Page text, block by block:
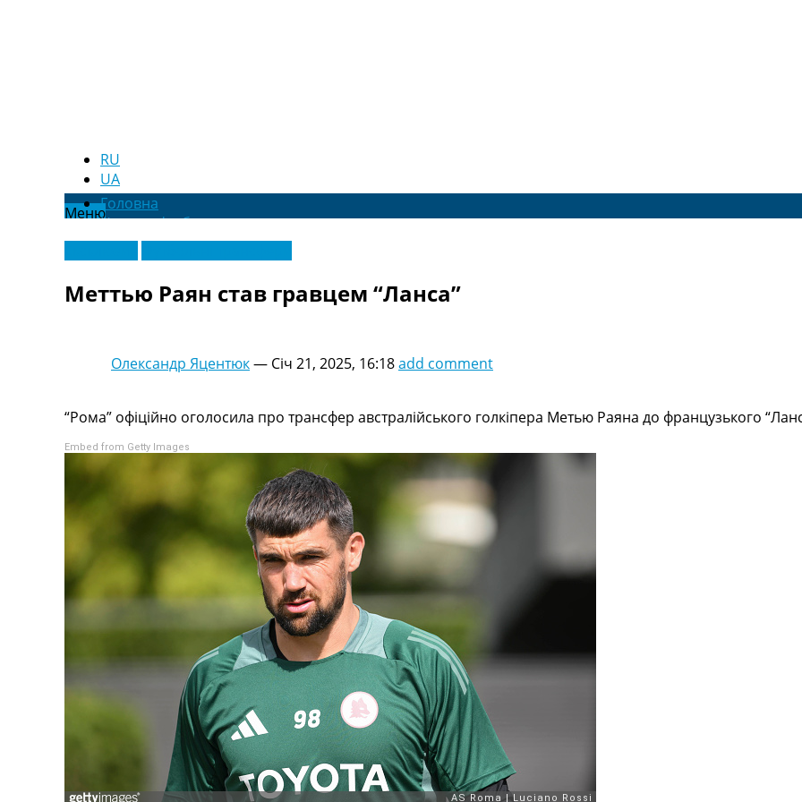
RU
UA
МенюГоловна
Новини футболу
Відео
Новини футболу України
Футбольні трансфери
Останні коментарі
Рейтінги
Турніри
Чемпіонат Світу
Україна. Прем’єр-Ліга
Україна. Перша Ліга
Ліга Чемпіонів
Англія. Прем’єр-Ліга
Іспанія. Ла Ліга
Ще Турніри >>>
Чемпіонат Світу. Турнирні таблиці
Перша Ліга
Таблиця АПЛ
Таблиця Ла Ліги
Таблиця Ліги Чемпіонів
Всі таблиці >>>
Рейтинг країн УЄФА
Рейтинг клубів УЄФА
Рейтинг ФІФА
Меттью Раян став гравцем “Ланса”
Олександр Яцентюк— Січ 21, 2025, 16:18add comment
“Рома” офіційно оголосила про трансфер австралійського голкіпера Метью Раяна до французького
Embed from Getty Images